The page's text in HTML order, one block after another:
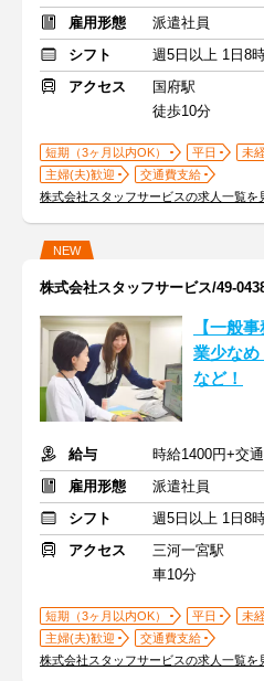
雇用形態
派遣社員
シフト
週5日以上 1日8
アクセス
国府駅
徒歩10分
短期（3ヶ月以内OK） 平日
未
主婦(夫)歓迎
交通費支給
株式会社スタッフサービスの求人一覧を
NEW
株式会社スタッフサービス/49-
【一般
業少なめ
など！
給与
時給1400円+交
雇用形態
派遣社員
シフト
週5日以上 1日8
アクセス
三河一宮駅
車10分
短期（3ヶ月以内OK） 平日
未
主婦(夫)歓迎
交通費支給
株式会社スタッフサービスの求人一覧を